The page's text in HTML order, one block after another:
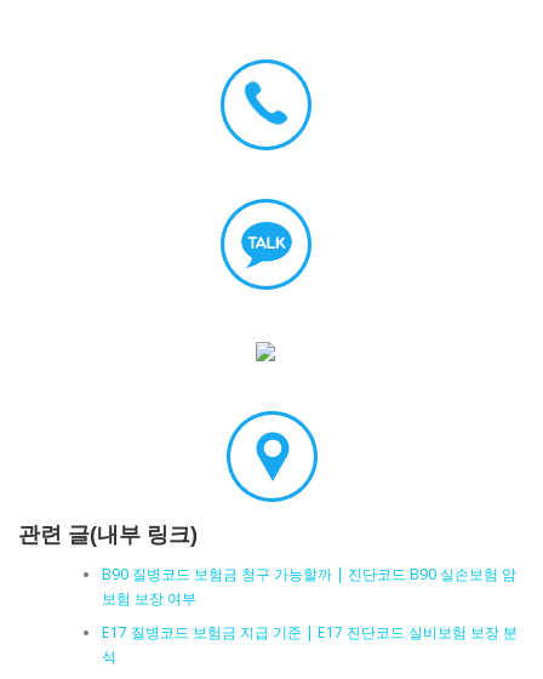
관련 글(내부 링크)
B90 질병코드 보험금 청구 가능할까 | 진단코드 B90 실손보험 암
보험 보장 여부
E17 질병코드 보험금 지급 기준 | E17 진단코드 실비보험 보장 분
석